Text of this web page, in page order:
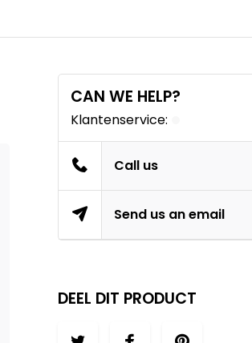
CAN WE HELP?
Klantenservice:
Call us
Send us an email
DEEL DIT PRODUCT